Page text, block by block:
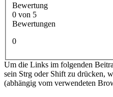
Bewertung
0 von 5
Bewertungen
0
Um die Links im folgenden
sein Strg oder Shift zu drücken,
(abhängig vom verwendeten